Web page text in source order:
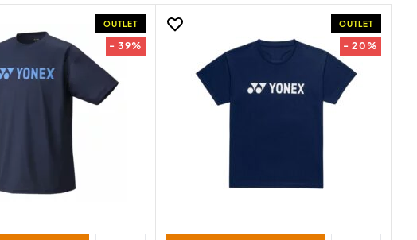
OUTLET
- 39%
OUTLET
- 20%